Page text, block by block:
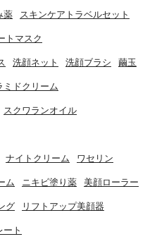
薬 スキンケアトラベルセット
トマスク
洗顔ネット 洗顔ブラシ 繭玉
ミドクリーム
スクワランオイル
ナイトクリーム ワセリン
ム ニキビ塗り薬 美顔ローラー
グ リフトアップ美顔器
ート